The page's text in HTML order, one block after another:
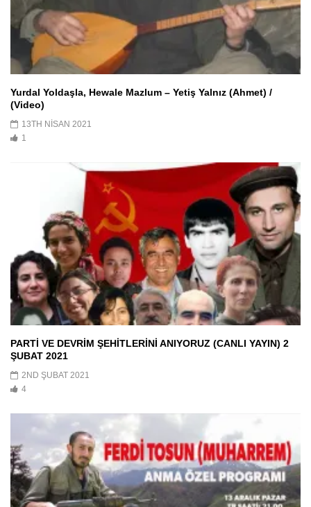
Yurdal Yoldaşla, Hewale Mazlum – Yetiş Yalnız (Ahmet) /
(Video)
13TH NISAN 2021
1
PARTİ VE DEVRİM ŞEHİTLERİNİ ANIYORUZ (CANLI YAYIN) 2
ŞUBAT 2021
2ND ŞUBAT 2021
4